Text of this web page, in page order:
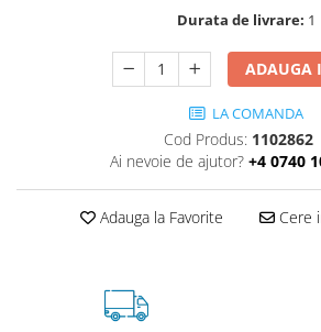
Durata de livrare: 1
ADAUGA
LA COMANDA
Cod Produs: 1102862
Ai nevoie de ajutor? +4 0740
Adauga la Favorite Cere